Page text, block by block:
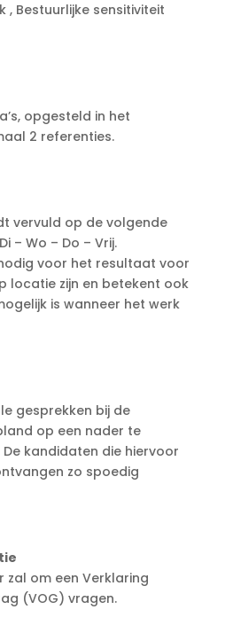
, Bestuurlijke sensitiviteit
opgesteld in het
2 referenties.
vervuld op de volgende
– Wo – Do – Vrij.
voor het resultaat voor
locatie zijn en betekent ook
is wanneer het werk
gesprekken bij de
op een nader te
kandidaten die hiervoor
zo spoedig
zal om een Verklaring
(VOG) vragen.